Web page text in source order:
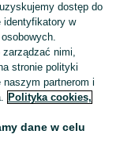
Szeroki wybór szortów damskich Katowice ▶️ jeansowe, dresowe, koronkowe i letnie ✅ Nowe i używane w atrakcyjnych cenach ✌ Znajdź oferty na OLX.pl! Zobacz
dostęp do
identyfikatory w
nimi,
stronie polityki
partnerom i
Polityka cookies,
dane w celu